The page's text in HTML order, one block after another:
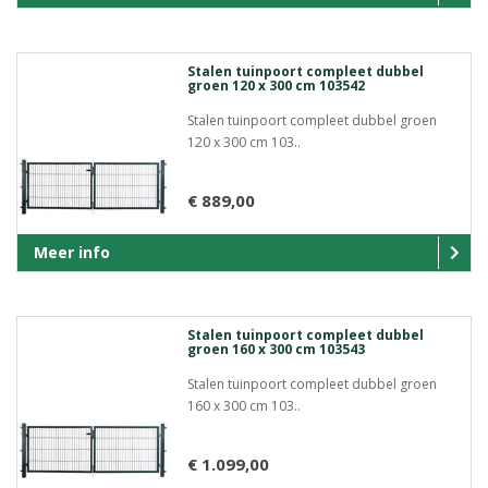
Stalen tuinpoort compleet dubbel
groen 120 x 300 cm 103542
Stalen tuinpoort compleet dubbel groen
120 x 300 cm 103..
€ 889,00
Meer info
Stalen tuinpoort compleet dubbel
groen 160 x 300 cm 103543
Stalen tuinpoort compleet dubbel groen
160 x 300 cm 103..
€ 1.099,00